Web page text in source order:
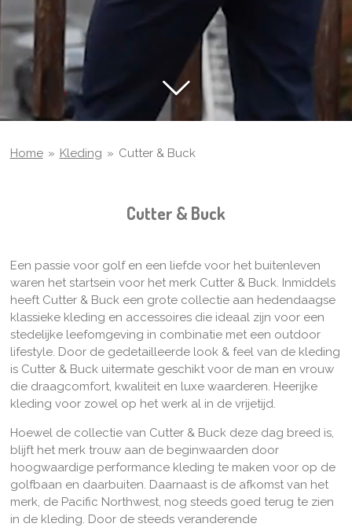
Home » Kleding » Cutter & Buck
Cutter & Buck
Een passie voor golf en een liefde voor het buitenleven
waren het startsein voor het merk Cutter & Buck. Inmiddels
heeft Cutter & Buck een grote collectie aan hedendaagse
klassieke kleding en accessoires die ideaal zijn voor een
stedelijke leefomgeving in combinatie met een outdoor
lifestyle. Door de gedetailleerde look & feel van de kleding
is Cutter & Buck uitermate geschikt voor de man en vrouw
die draagcomfort, kwaliteit en luxe waarderen. Heerijke
kleding voor zowel op het werk al in de vrijetijd.
Hoewel de collectie van Cutter & Buck deze dag breed is,
blijft het merk trouw aan de beginwaarden door
hoogwaardige performance kleding te maken voor op de
golfbaan en daarbuiten. Daarnaast is de afkomst van het
merk, de Pacific Northwest, nog steeds goed terug te zien
in de kleding. Door de steeds veranderende